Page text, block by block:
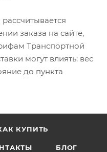
заказа на сайте,
Транспортной
могут влиять: вес
до пункта
КУПИТЬ
БЛОГ